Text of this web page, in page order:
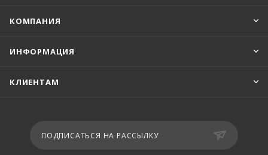
КОМПАНИЯ
ИНФОРМАЦИЯ
КЛИЕНТАМ
ПОДПИСАТЬСЯ НА РАССЫЛКУ